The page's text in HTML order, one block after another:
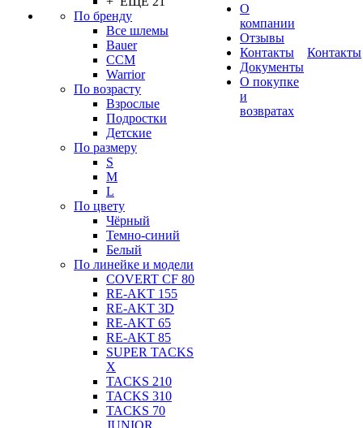
По бренду
Все шлемы
Bauer
CCM
Warrior
По возрасту
Взрослые
Подростки
Детские
По размеру
S
M
L
По цвету
Чёрный
Темно-синий
Белый
По линейке и модели
COVERT CF 80
RE-AKT 155
RE-AKT 3D
RE-AKT 65
RE-AKT 85
SUPER TACKS
X
TACKS 210
TACKS 310
TACKS 70
JUNIOR
О
компании
Отзывы
Контакты
Документы
О покупке
и
возвратах
Контакты